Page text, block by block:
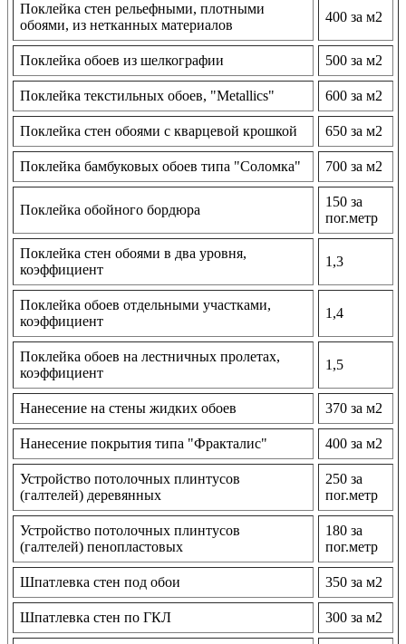
Поклейка стен рельефными, плотными
обоями, из нетканных материалов
400 за м2
Поклейка обоев из шелкографии 500 за м2
Поклейка текстильных обоев, "Metallics" 600 за м2
Поклейка стен обоями с кварцевой крошкой 650 за м2
Поклейка бамбуковых обоев типа "Соломка" 700 за м2
Поклейка обойного бордюра
150 за
пог.метр
Поклейка стен обоями в два уровня,
коэффициент
1,3
Поклейка обоев отдельными участками,
коэффициент
1,4
Поклейка обоев на лестничных пролетах,
коэффициент
1,5
Нанесение на стены жидких обоев 370 за м2
Нанесение покрытия типа "Фракталис" 400 за м2
Устройство потолочных плинтусов
(галтелей) деревянных
250 за
пог.метр
Устройство потолочных плинтусов
(галтелей) пенопластовых
180 за
пог.метр
Шпатлевка стен под обои 350 за м2
Шпатлевка стен по ГКЛ 300 за м2